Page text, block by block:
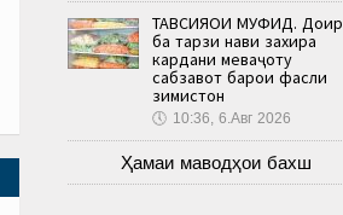
ТАВСИЯҲОИ МУФИД. Доир
ба тарзи нави захира
кардани меваҷоту
сабзавот барои фасли
зимистон
🕔 10:36, 6.Авг 2026
Ҳамаи маводҳои бахш